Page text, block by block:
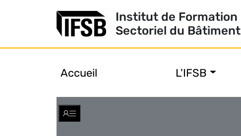
Institut de Formation
Sectoriel du Bâtiment
Accueil L'IFSB
Toggle